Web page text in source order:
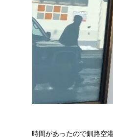
時間があったので釧路空